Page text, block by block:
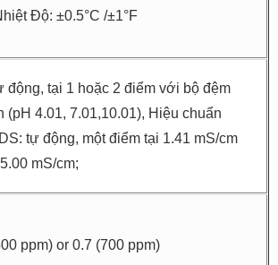
Độ: ±0.5°C /±1°F
động, tại 1 hoặc 2 điểm với bộ đệm
(pH 4.01, 7.01,10.01), Hiệu chuẩn
tự động, một điểm tại 1.41 mS/cm
mS/cm;
ppm) or 0.7 (700 ppm)